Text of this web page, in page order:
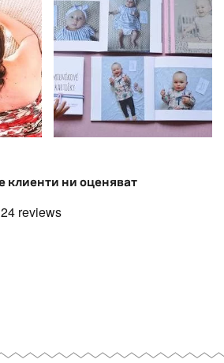
клиенти ни оценяват